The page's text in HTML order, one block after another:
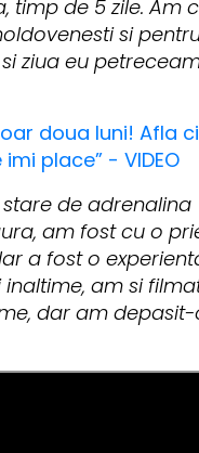
timp de 5 zile. Am
si
ziua eu
doua luni! Afla
place” - VIDEO
de adrenalina
am fost cu o
a fost o
am si
dar am depasit-